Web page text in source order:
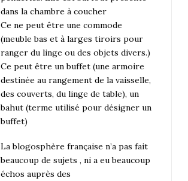
dans la chambre à coucher
Ce ne peut être une commode
(meuble bas et à larges tiroirs pour
ranger du linge ou des objets divers.)
Ce peut être un buffet (une armoire
destinée au rangement de la vaisselle,
des couverts, du linge de table), un
bahut (terme utilisé pour désigner un
buffet)
La blogosphère française n’a pas fait
beaucoup de sujets , ni a eu beaucoup
échos auprès des